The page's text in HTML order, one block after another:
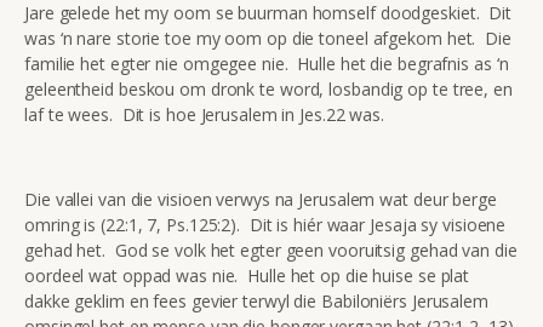
Jare gelede het my oom se buurman homself doodgeskiet. Dit
was ‘n nare storie toe my oom op die toneel afgekom het. Die
familie het egter nie omgegee nie. Hulle het die begrafnis as ‘n
geleentheid beskou om dronk te word, losbandig op te tree, en
laf te wees. Dit is hoe Jerusalem in Jes.22 was.
Die vallei van die visioen verwys na Jerusalem wat deur berge
omring is (22:1, 7, Ps.125:2). Dit is hiér waar Jesaja sy visioene
gehad het. God se volk het egter geen vooruitsig gehad van die
oordeel wat oppad was nie. Hulle het op die huise se plat
dakke geklim en fees gevier terwyl die Babiloniërs Jerusalem